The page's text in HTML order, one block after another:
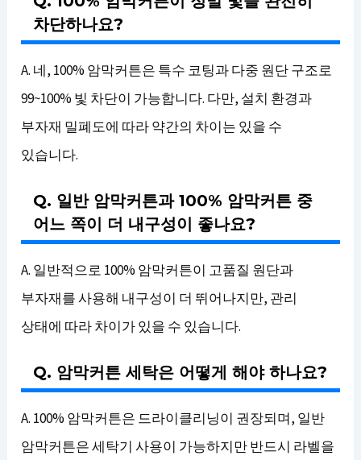
차단하나요?
A. 네, 100% 암막커튼은 특수 코팅과 다중 원단 구조로
99~100% 빛 차단이 가능합니다. 다만, 설치 환경과
부자재 밀폐도에 따라 약간의 차이는 있을 수
있습니다.
Q. 일반 암막커튼과 100% 암막커튼 중
어느 쪽이 더 내구성이 좋나요?
A. 일반적으로 100% 암막커튼이 고품질 원단과
부자재를 사용해 내구성이 더 뛰어나지만, 관리
상태에 따라 차이가 있을 수 있습니다.
Q. 암막커튼 세탁은 어떻게 해야 하나요?
A. 100% 암막커튼은 드라이클리닝이 권장되며, 일반
암막커튼은 세탁기 사용이 가능하지만 반드시 라벨을